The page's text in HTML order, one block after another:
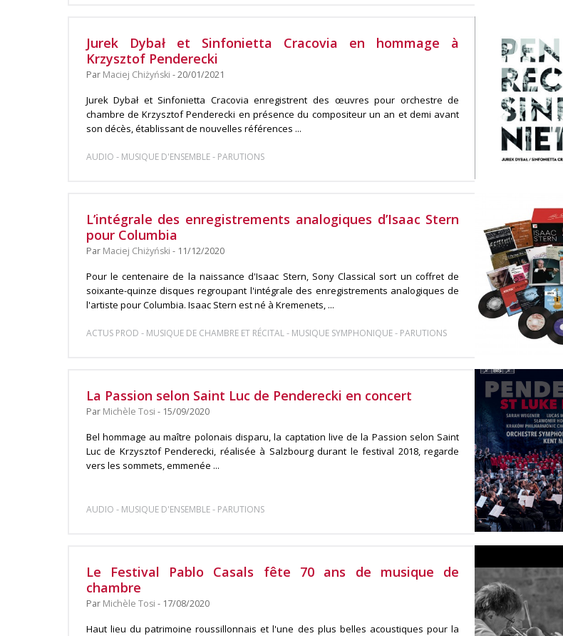
Jurek Dybał et Sinfonietta Cracovia en hommage à
Krzysztof Penderecki
Par Maciej Chiżyński - 20/01/2021
Jurek Dybał et Sinfonietta Cracovia enregistrent des œuvres pour orchestre de
chambre de Krzysztof Penderecki en présence du compositeur un an et demi avant
son décès, établissant de nouvelles références ...
AUDIO - MUSIQUE D'ENSEMBLE- PARUTIONS
L’intégrale des enregistrements analogiques d’Isaac Stern
pour Columbia
Par Maciej Chiżyński - 11/12/2020
Pour le centenaire de la naissance d'Isaac Stern, Sony Classical sort un coffret de
soixante-quinze disques regroupant l'intégrale des enregistrements analogiques de
l'artiste pour Columbia. Isaac Stern est né à Kremenets, ...
ACTUS PROD - MUSIQUE DE CHAMBRE ET RÉCITAL- MUSIQUE SYMPHONIQUE- PARUTIONS
La Passion selon Saint Luc de Penderecki en concert
Par Michèle Tosi - 15/09/2020
Bel hommage au maître polonais disparu, la captation live de la Passion selon Saint
Luc de Krzysztof Penderecki, réalisée à Salzbourg durant le festival 2018, regarde
vers les sommets, emmenée ...
AUDIO - MUSIQUE D'ENSEMBLE- PARUTIONS
Le Festival Pablo Casals fête 70 ans de musique de
chambre
Par Michèle Tosi - 17/08/2020
Haut lieu du patrimoine roussillonnais et l'une des plus belles acoustiques pour la